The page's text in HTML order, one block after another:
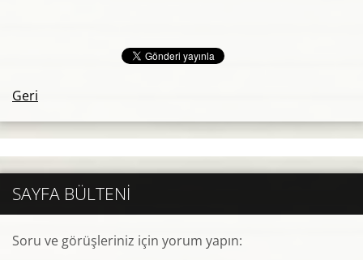
Geri
SAYFA BÜLTENI
Soru ve görüşleriniz için yorum yapın: